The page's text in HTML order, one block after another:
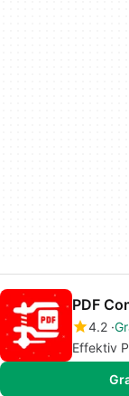
PDF
4.2
Effektiv